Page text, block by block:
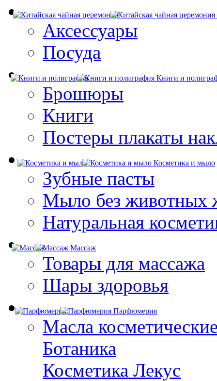
Аксессуары
Посуда
Книги и
Брошюры
Книги
Постеры плакаты
Косметика и мыло
Зубные пасты
Мыло без животных
Натуральная
Массаж
Товары для массажа
Шары здоровья
Парфюмерия
Масла
Ботаника
Косметика Лекус